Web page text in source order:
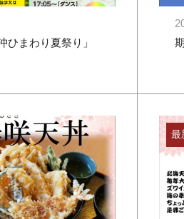
ひまわり夏祭り」
最